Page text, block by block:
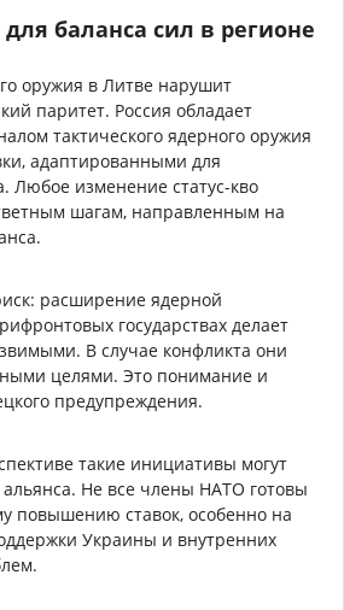
баланса сил в регионе
оружия в Литве нарушит
паритет. Россия обладает
тактического ядерного оружия
адаптированными для
Любое изменение статус-кво
шагам, направленным на
расширение ядерной
государствах делает
В случае конфликта они
целями. Это понимание и
предупреждения.
такие инициативы могут
альянса. Не все члены НАТО готовы
повышению ставок, особенно на
Украины и внутренних